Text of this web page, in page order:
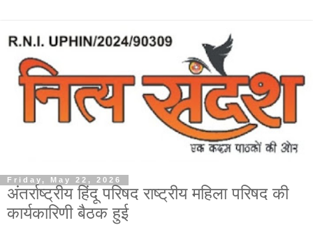
Friday, May 22, 2026
अंतर्राष्ट्रीय हिंदू परिषद राष्ट्रीय महिला परिषद की
कार्यकारिणी बैठक हुई